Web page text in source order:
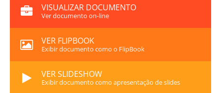
VISUALIZAR DOCUMENTO
Ver documento on-line
VER FLIPBOOK
Exibir documento como o FlipBook
VER SLIDESHOW
Exibir documento como apresentação de slides